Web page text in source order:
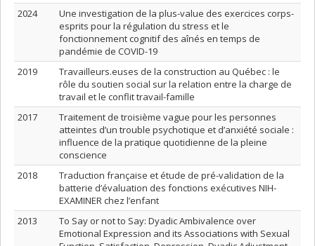
2024
Une investigation de la plus-value des exercices corps-
esprits pour la régulation du stress et le
fonctionnement cognitif des aînés en temps de
pandémie de COVID-19
2019
Travailleurs.euses de la construction au Québec : le
rôle du soutien social sur la relation entre la charge de
travail et le conflit travail-famille
2017
Traitement de troisième vague pour les personnes
atteintes d’un trouble psychotique et d’anxiété sociale :
influence de la pratique quotidienne de la pleine
conscience
2018
Traduction française et étude de pré-validation de la
batterie d’évaluation des fonctions exécutives NIH-
EXAMINER chez l’enfant
2013
To Say or not to Say: Dyadic Ambivalence over
Emotional Expression and its Associations with Sexual